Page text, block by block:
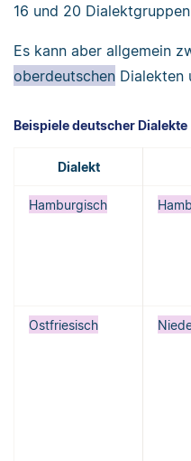
16 und 20
Es kann aber allgemein
oberdeutschen Dialekten
Beispiele deutscher Dialekte
Dialekt
Hamburgisch
Ostfriesisch